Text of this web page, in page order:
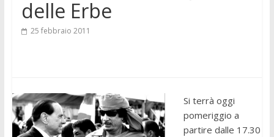
delle Erbe
25 febbraio 2011
Si terrà oggi
pomeriggio a
partire dalle 17.30